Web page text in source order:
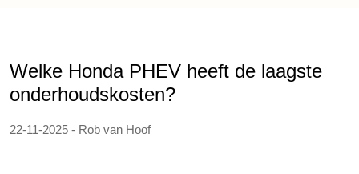
Welke Honda PHEV heeft de laagste
onderhoudskosten?
22-11-2025 - Rob van Hoof